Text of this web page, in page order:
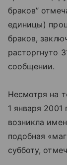
браков”
единицы)
браков,
расторгнуто
сообщении.
Несмотря на
1 января
возникла
подобная
субботу,